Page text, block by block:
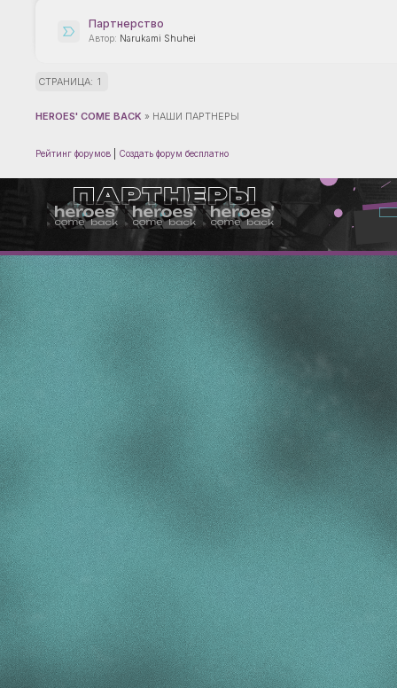
Партнерство
Narukami Shuhei
СТРАНИЦА: 1
HEROES' COME BACK » НАШИ ПАРТНЕРЫ
Рейтинг форумов Создать форум бесплатно